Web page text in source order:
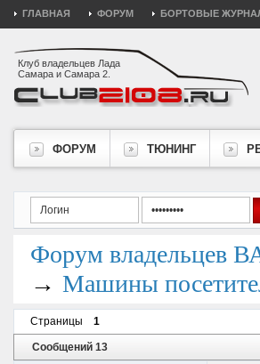
ГЛАВНАЯ ФОРУМ БОРТОВЫЕ
Клуб владельцев Лада
Самара и Самара 2.
ФОРУМ ТЮНИНГ
Форум владельцев
→ Машины
Страницы 1
Сообщений 13